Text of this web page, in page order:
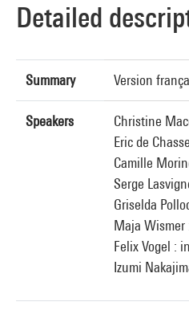
Detailed
Summary Version
Speakers
Christine
Eric de
Camille
Serge
Griselda
Maja
Felix Vogel :
Izumi